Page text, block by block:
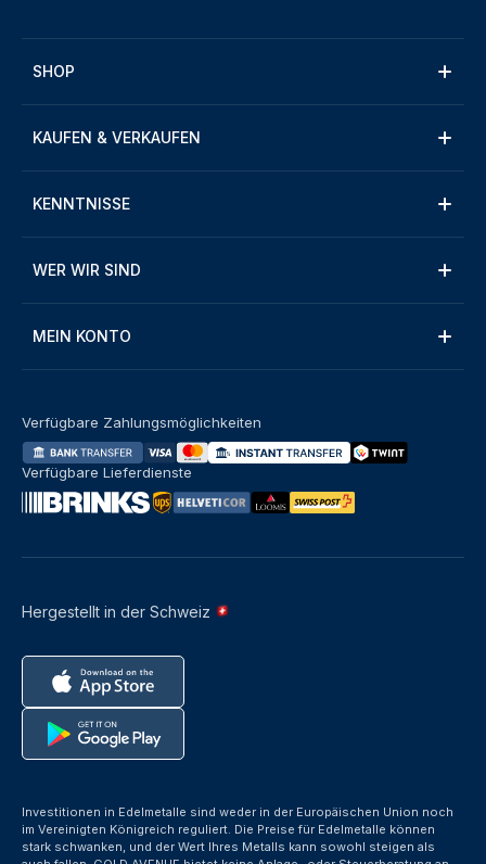
SHOP
KAUFEN & VERKAUFEN
KENNTNISSE
WER WIR SIND
MEIN KONTO
Hergestellt in der Schweiz
Verfügbare Zahlungsmöglichkeiten
Verfügbare Lieferdienste
Investitionen in Edelmetalle sind weder in der Europäischen Union noch
im Vereinigten Königreich reguliert. Die Preise für Edelmetalle können
stark schwanken, und der Wert Ihres Metalls kann sowohl steigen als